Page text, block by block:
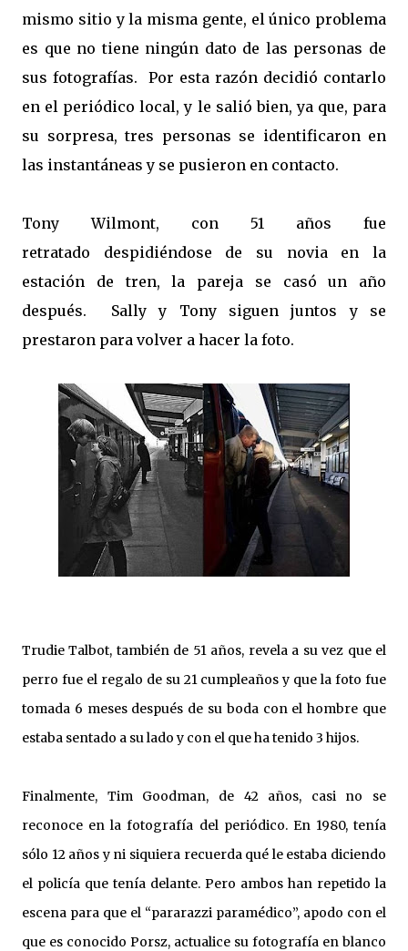
mismo sitio y la misma gente, el único problema
es que no tiene ningún dato de las personas de
sus fotografías. Por esta razón decidió contarlo
en el periódico local, y le salió bien, ya que, para
su sorpresa, tres personas se identificaron en
las instantáneas y se pusieron en contacto.
Tony Wilmont, con 51 años fue
retratado despidiéndose de su novia en la
estación de tren, la pareja se casó un año
después. Sally y Tony siguen juntos y se
prestaron para volver a hacer la foto.
Trudie Talbot, también de 51 años, revela a su vez que el
perro fue el regalo de su 21 cumpleaños y que la foto fue
tomada 6 meses después de su boda con el hombre que
estaba sentado a su lado y con el que ha tenido 3 hijos.
Finalmente, Tim Goodman, de 42 años, casi no se
reconoce en la fotografía del periódico. En 1980, tenía
sólo 12 años y ni siquiera recuerda qué le estaba diciendo
el policía que tenía delante. Pero ambos han repetido la
escena para que el “pararazzi paramédico”, apodo con el
que es conocido Porsz, actualice su fotografía en blanco